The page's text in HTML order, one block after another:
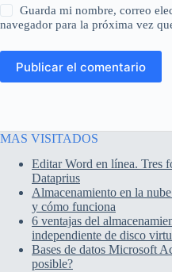
Guarda mi nombre, correo
navegador para la próxima vez
Publicar el comentario
MAS VISITADOS
Editar Word en línea. Tres
Dataprius
Almacenamiento en la
y cómo funciona
6 ventajas del
independiente de disco
Bases de datos Microsoft
posible?